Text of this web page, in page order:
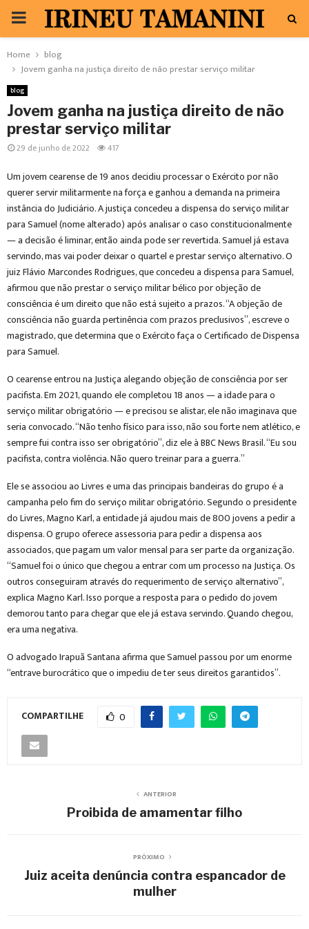
PRIMARY
MENU
Home
blog
Jovem ganha na justiça direito de não prestar serviço militar
blog
Jovem ganha na justiça direito de não
prestar serviço militar
29 de junho de 2022 417
Um jovem cearense de 19 anos decidiu processar o Exército por não
querer servir militarmente na força e ganhou a demanda na primeira
instância do Judiciário. A justiça concedeu a dispensa do serviço militar
para Samuel (nome alterado) após analisar o caso constitucionalmente
— a decisão é liminar, então ainda pode ser revertida. Samuel já estava
servindo, mas vai poder deixar o quartel e prestar serviço alternativo. O
juiz Flávio Marcondes Rodrigues, que concedeu a dispensa para Samuel,
afirmou que não prestar o serviço militar bélico por objeção de
consciência é um direito que não está sujeito a prazos. “A objeção de
consciência não guarda pertinência com prazos preclusivos”, escreve o
magistrado, que determina que o Exército faça o Certificado de Dispensa
para Samuel.
O cearense entrou na Justiça alegando objeção de consciência por ser
pacifista. Em 2021, quando ele completou 18 anos — a idade para o
serviço militar obrigatório — e precisou se alistar, ele não imaginava que
seria convocado. “Não tenho físico para isso, não sou forte nem atlético, e
sempre fui contra isso ser obrigatório”, diz ele à BBC News Brasil. “Eu sou
pacifista, contra violência. Não quero treinar para a guerra.”
Ele se associou ao Livres e uma das principais bandeiras do grupo é a
campanha pelo fim do serviço militar obrigatório. Segundo o presidente
do Livres, Magno Karl, a entidade já ajudou mais de 800 jovens a pedir a
dispensa. O grupo oferece assessoria para pedir a dispensa aos
associados, que pagam um valor mensal para ser parte da organização.
“Samuel foi o único que chegou a entrar com um processo na Justiça. Os
outros conseguiram através do requerimento de serviço alternativo”,
explica Magno Karl. Isso porque a resposta para o pedido do jovem
demorou tanto para chegar que ele já estava servindo. Quando chegou,
era uma negativa.
O advogado Irapuã Santana afirma que Samuel passou por um enorme
“entrave burocrático que o impediu de ter seus direitos garantidos”.
COMPARTILHE 0
ANTERIOR
Proibida de amamentar filho
PRÓXIMO
Juiz aceita denúncia contra espancador de
mulher